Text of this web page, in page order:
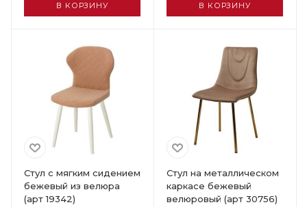
В КОРЗИНУ В КОРЗИНУ
Стул с мягким сидением
бежевый из велюра
(арт 19342)
Стул на металлическом
каркасе бежевый
велюровый (арт 30756)